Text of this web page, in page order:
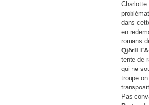
Charlotte
dans
en
romans
Qjörll
tente de
qui ne
troupe
Pas